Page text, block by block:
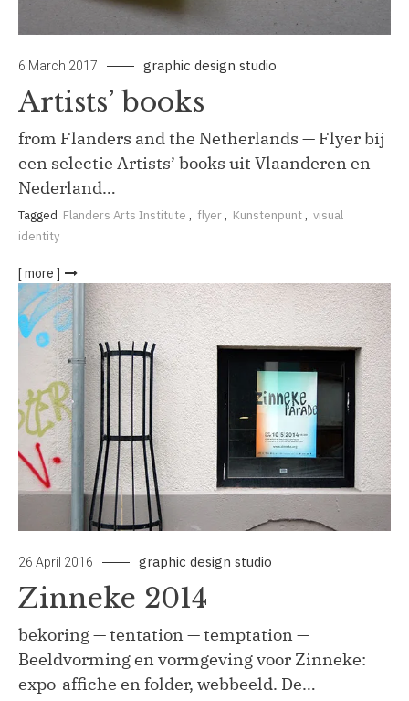
6 March 2017 graphic design studio
Artists’ books
from Flanders and the Netherlands — Flyer bij
een selectie Artists’ books uit Vlaanderen en
Nederland…
Tagged Flanders Arts Institute , flyer, Kunstenpunt, visual
identity
[ more ]
26 April 2016 graphic design studio
Zinneke 2014
bekoring — tentation — temptation —
Beeldvorming en vormgeving voor Zinneke:
expo-affiche en folder, webbeeld. De…